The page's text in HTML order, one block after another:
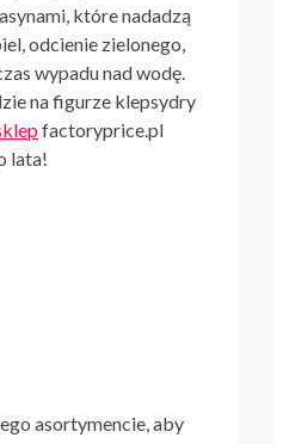
które nadadzą
odcienie zielonego,
wypadu nad wodę.
na figurze klepsydry
factoryprice.pl
lata!
asortymencie, aby